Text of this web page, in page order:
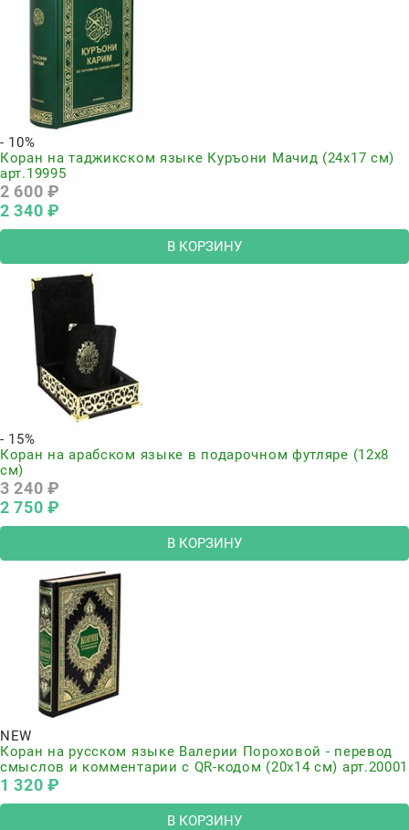
- 10%
Коран на таджикском языке Куръони Мачид (24х17 см)
арт.19995
2 600 ₽
2 340 ₽
В КОРЗИНУ
- 15%
Коран на арабском языке в подарочном футляре (12х8
см)
3 240 ₽
2 750 ₽
В КОРЗИНУ
NEW
Коран на русском языке Валерии Пороховой - перевод
смыслов и комментарии с QR-кодом (20х14 см) арт.20001
1 320 ₽
В КОРЗИНУ